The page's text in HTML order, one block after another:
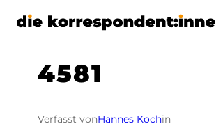
Zum
4581
Verfasst vonHannes Kochin